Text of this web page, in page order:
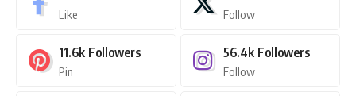
Like Follow
11.6k Followers
Pin
56.4k Followers
Follow